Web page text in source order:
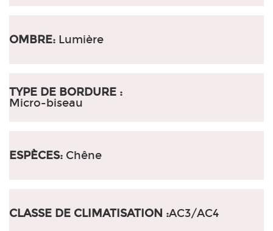
OMBRE: Lumière
TYPE DE BORDURE :
Micro-biseau
ESPÈCES: Chêne
CLASSE DE CLIMATISATION :AC3/AC4